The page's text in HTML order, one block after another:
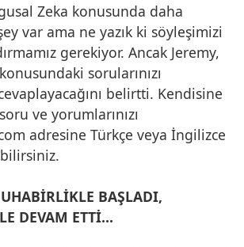
Zeka konusunda daha
var ama ne yazık ki söyleşimizi
gerekiyor. Ancak Jeremy,
sorularınızı
belirtti. Kendisine
ve yorumlarınızı
adresine Türkçe veya İngilizce
BAŞLADI,
DEVAM ETTİ…